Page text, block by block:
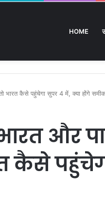
HOME
भारत कैसे पहुंचेगा सुपर 4 में, क्या होंगे
और
कैसे